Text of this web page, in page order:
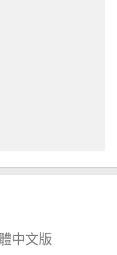
中文版